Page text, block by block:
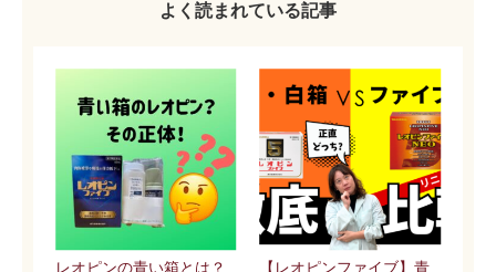
よく読まれている記事
レオピンの青い箱とは？ 【レオピンファイブ】青